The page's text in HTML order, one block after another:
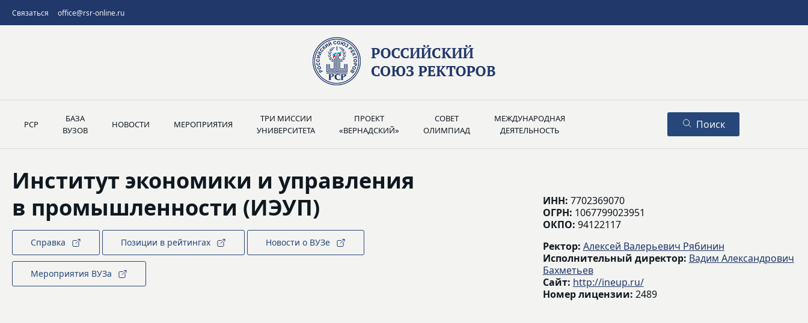
Связаться office@rsr-online.ru
РСР
БАЗА
ВУЗОВ
НОВОСТИ МЕРОПРИЯТИЯ
ТРИ МИССИИ
УНИВЕРСИТЕТА
ПРОЕКТ
«ВЕРНАДСКИЙ»
СОВЕТ
ОЛИМПИАД
МЕЖДУНАРОДНАЯ
ДЕЯТЕЛЬНОСТЬ
Поиск
Институт экономики и управления
в промышленности (ИЭУП)
Справка Позиции в рейтингах Новости о ВУЗе
Мероприятия ВУЗа
ИНН: 7702369070
ОГРН: 1067799023951
ОКПО: 94122117
Ректор: Алексей Валерьевич Рябинин
Исполнительный директор: Вадим Александрович
Бахметьев
Сайт: http://ineup.ru/
Номер лицензии: 2489